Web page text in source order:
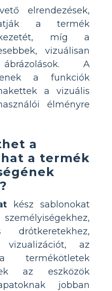
elrendezések,
a termék
míg a
vizuálisan
A
a funkciók
a vizuális
élményre
a
a termék
kész sablonokat
drótkeretekhez,
az
az eszközök
jobban